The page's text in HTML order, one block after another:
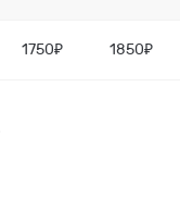
1750₽ 1850₽